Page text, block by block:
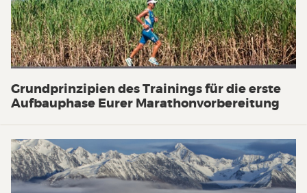
Grundprinzipien des Trainings für die erste
Aufbauphase Eurer Marathonvorbereitung